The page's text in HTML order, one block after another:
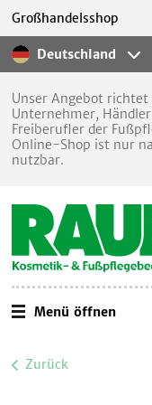
Deutschland
Großhandelsshop
Unser Angebot
Unternehmer,
Freiberufler der
Online-Shop ist nur
nutzbar.
Menü öffnen
Zurück